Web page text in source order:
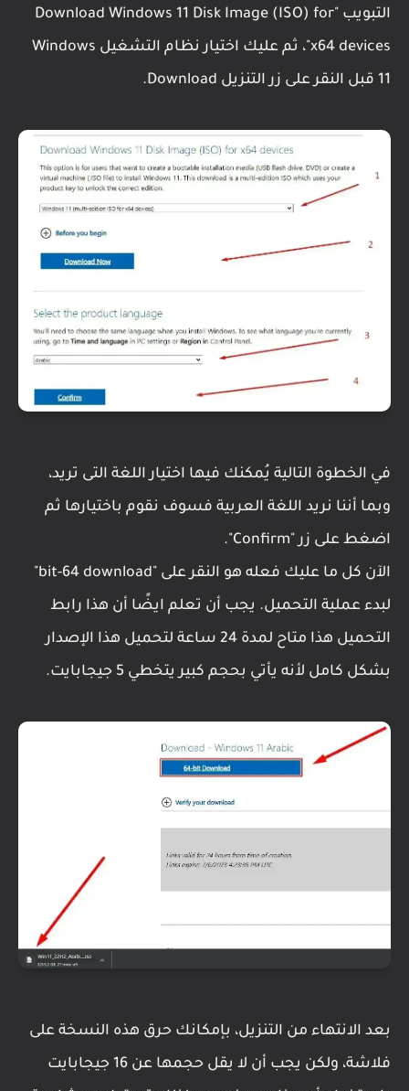
التبويب "Download Windows 11 Disk Image (ISO) for
x64 devices"، ثم عليك اختيار نظام التشغيل Windows
11 قبل النقر على زر التنزيل Download.
في الخطوة التالية يُمكنك فيها اختيار اللغة التى تريد،
وبما أننا نريد اللغة العربية فسوف نقوم باختيارها ثم
اضغط على زر "Confirm".
الآن كل ما عليك فعله هو النقر على "bit-64 download"
لبدء عملية التحميل. يجب أن تعلم ايضًا أن هذا رابط
التحميل هذا متاح لمدة 24 ساعة لتحميل هذا الإصدار
بشكل كامل لأنه يأتي بحجم كبير يتخطي 5 جيجابايت.
بعد الانتهاء من التنزيل، بإمكانك حرق هذه النسخة على
فلاشة، ولكن يجب أن لا يقل حجمها عن 16 جيجابايت